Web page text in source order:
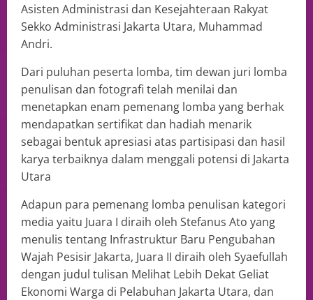
Asisten Administrasi dan Kesejahteraan Rakyat
Sekko Administrasi Jakarta Utara, Muhammad
Andri.
Dari puluhan peserta lomba, tim dewan juri lomba
penulisan dan fotografi telah menilai dan
menetapkan enam pemenang lomba yang berhak
mendapatkan sertifikat dan hadiah menarik
sebagai bentuk apresiasi atas partisipasi dan hasil
karya terbaiknya dalam menggali potensi di Jakarta
Utara
Adapun para pemenang lomba penulisan kategori
media yaitu Juara I diraih oleh Stefanus Ato yang
menulis tentang Infrastruktur Baru Pengubahan
Wajah Pesisir Jakarta, Juara II diraih oleh Syaefullah
dengan judul tulisan Melihat Lebih Dekat Geliat
Ekonomi Warga di Pelabuhan Jakarta Utara, dan